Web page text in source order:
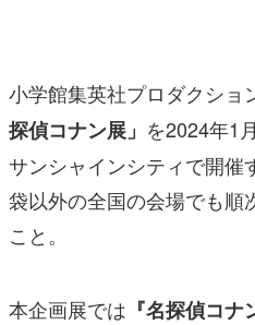
アプリレビュー
その他
電ファミニコゲーマーとは？
運営：株式会社マレ
小学館集英社プロダクショ
探偵コナン展」 を2024年1
サンシャインシティで開催
袋以外の全国の会場でも順
こと。
本企画展では 『名探偵コナ